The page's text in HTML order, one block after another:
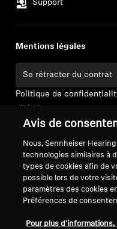
Support
Mentions légales
Se rétracter du contrat
Politique de
Conditions générales de
ligne aux consommateurs
Politique de divulgation
coordonnée des
Avis de
Nous, Sennheiser
technologies similaires à
types de cookies afin de
possible lors de votre
paramètres des cookies
Préférences de
Pour plus